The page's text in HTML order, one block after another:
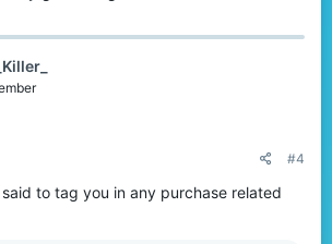
#4
to tag you in any purchase related